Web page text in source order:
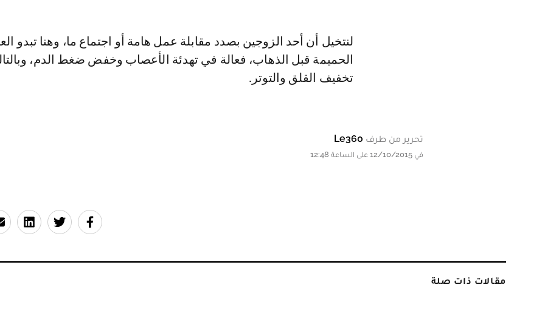
لنتخيل أن أحد الزوجين بصدد مقابلة عمل هامة أو اجتماع ما، وهنا تبدو
الحميمة قبل الذهاب، فعالة في تهدئة الأعصاب وخفض ضغط الدم،
تخفيف القلق والتوتر.
تحرير من طرف Le360
في 12/10/2015 على الساعة 12:48
مقالات ذات صلة